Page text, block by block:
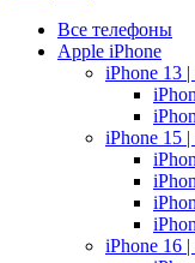
Все телефоны
Apple iPhone
iPhone 13 |
iPhone 15
iPhone 16